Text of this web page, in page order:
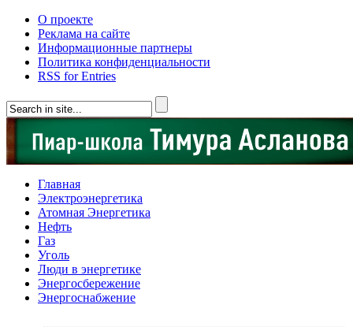
О проекте
Реклама на сайте
Информационные партнеры
Политика конфиденциальности
RSS for Entries
Главная
Электроэнергетика
Атомная Энергетика
Нефть
Газ
Уголь
Люди в энергетике
Энергосбережение
Энергоснабжение